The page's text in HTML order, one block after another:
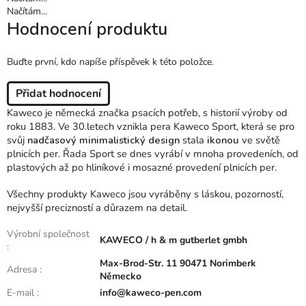
Načítám...
Hodnocení produktu
Buďte první, kdo napíše příspěvek k této položce.
Přidat hodnocení
Kaweco je německá značka psacích potřeb, s historií výroby od
roku 1883. Ve 30.letech vznikla pera Kaweco Sport, která se pro
svůj nadčasový minimalistický design stala ikonou ve světě
plnicích per. Řada Sport se dnes vyrábí v mnoha provedeních, od
plastových až po hliníkové i mosazné provedení plnicích per.
Všechny produkty Kaweco jsou vyráběny s láskou, pozorností,
nejvyšší precizností a důrazem na detail.
Výrobní společnost
:
KAWECO / h & m gutberlet gmbh
Adresa :
Max-Brod-Str. 11 90471 Norimberk
Německo
E-mail : info@kaweco-pen.com